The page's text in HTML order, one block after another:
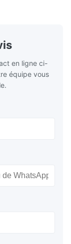
en ligne ci-
équipe vous